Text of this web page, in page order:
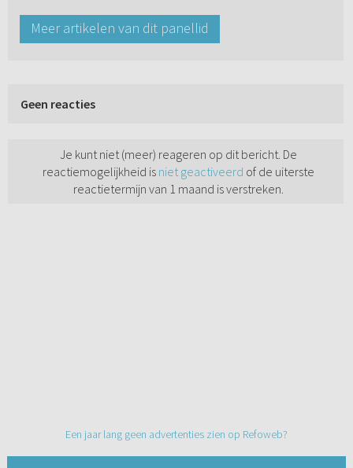
Meer artikelen van dit panellid
Geen reacties
Je kunt niet (meer) reageren op dit bericht. De
reactiemogelijkheid is niet geactiveerd of de uiterste
reactietermijn van 1 maand is verstreken.
Een jaar lang geen advertenties zien op Refoweb?